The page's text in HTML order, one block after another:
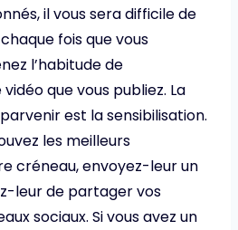
il vous sera difficile de
fois que vous
l’habitude de
que vous publiez. La
est la sensibilisation.
les meilleurs
créneau, envoyez-leur un
leur de partager vos
sociaux. Si vous avez un